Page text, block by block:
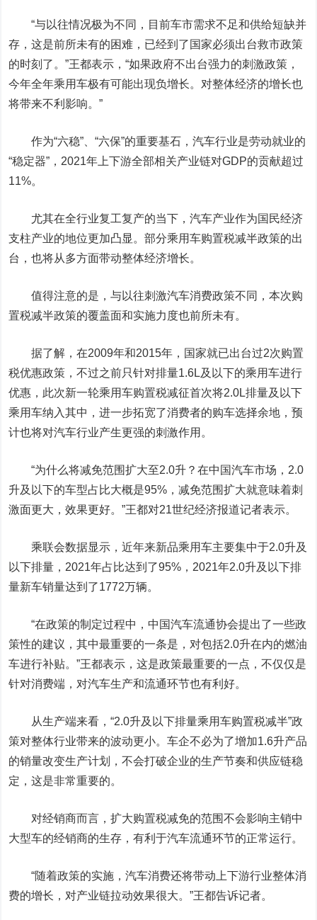
“与以往情况极为不同，目前车市需求不足和供给短缺并
存，这是前所未有的困难，已经到了国家必须出台救市政策
的时刻了。”王都表示，“如果政府不出台强力的刺激政策，
今年全年乘用车极有可能出现负增长。对整体经济的增长也
将带来不利影响。”
作为“六稳”、“六保”的重要基石，汽车行业是劳动就业的
“稳定器”，2021年上下游全部相关产业链对GDP的贡献超过
11%。
尤其在全行业复工复产的当下，汽车产业作为国民经济
支柱产业的地位更加凸显。部分乘用车购置税减半政策的出
台，也将从多方面带动整体经济增长。
值得注意的是，与以往刺激汽车消费政策不同，本次购
置税减半政策的覆盖面和实施力度也前所未有。
据了解，在2009年和2015年，国家就已出台过2次购置
税优惠政策，不过之前只针对排量1.6L及以下的乘用车进行
优惠，此次新一轮乘用车购置税减征首次将2.0L排量及以下
乘用车纳入其中，进一步拓宽了消费者的购车选择余地，预
计也将对汽车行业产生更强的刺激作用。
“为什么将减免范围扩大至2.0升？在中国汽车市场，2.0
升及以下的车型占比大概是95%，减免范围扩大就意味着刺
激面更大，效果更好。”王都对21世纪经济报道记者表示。
乘联会数据显示，近年来新品乘用车主要集中于2.0升及
以下排量，2021年占比达到了95%，2021年2.0升及以下排
量新车销量达到了1772万辆。
“在政策的制定过程中，中国汽车流通协会提出了一些政
策性的建议，其中最重要的一条是，对包括2.0升在内的燃油
车进行补贴。”王都表示，这是政策最重要的一点，不仅仅是
针对消费端，对汽车生产和流通环节也有利好。
从生产端来看，“2.0升及以下排量乘用车购置税减半”政
策对整体行业带来的波动更小。车企不必为了增加1.6升产品
的销量改变生产计划，不会打破企业的生产节奏和供应链稳
定，这是非常重要的。
对经销商而言，扩大购置税减免的范围不会影响主销中
大型车的经销商的生存，有利于汽车流通环节的正常运行。
“随着政策的实施，汽车消费还将带动上下游行业整体消
费的增长，对产业链拉动效果很大。”王都告诉记者。